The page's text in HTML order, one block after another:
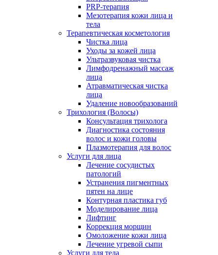
PRP-терапия
Мезотерапия кожи лица и
тела
Терапевтическая косметология
Чистка лица
Уходы за кожей лица
Ультразвуковая чистка
Лимфодренажный массаж
лица
Атравматическая чистка
лица
Удаление новообразований
Трихология (Волосы)
Консультация трихолога
Диагностика состояния
волос и кожи головы
Плазмотерапия для волос
Услуги для лица
Лечение сосудистых
патологий
Устранения пигментных
пятен на лице
Контурная пластика губ
Моделирование лица
Лифтинг
Коррекция морщин
Омоложение кожи лица
Лечение угревой сыпи
Услуги для тела